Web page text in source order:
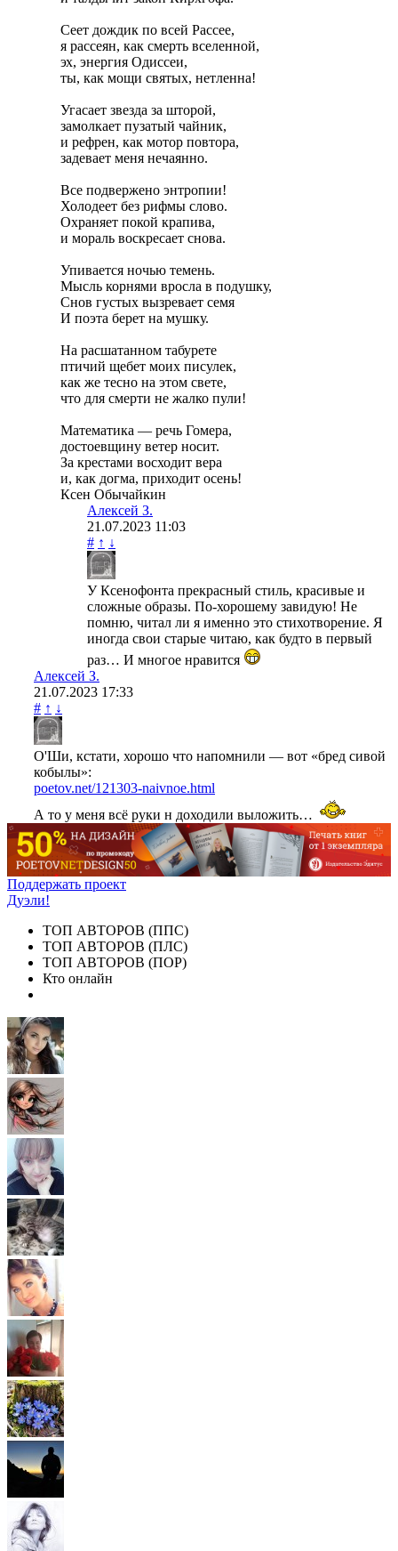
Сеет дождик по всей Рассее,
я рассеян, как смерть вселенной,
эх, энергия Одиссеи,
ты, как мощи святых, нетленна!
Угасает звезда за шторой,
замолкает пузатый чайник,
и рефрен, как мотор повтора,
задевает меня нечаянно.
Все подвержено энтропии!
Холодеет без рифмы слово.
Охраняет покой крапива,
и мораль воскресает снова.
Упивается ночью темень.
Мысль корнями вросла в подушку,
Снов густых вызревает семя
И поэта берет на мушку.
На расшатанном табурете
птичий щебет моих писулек,
как же тесно на этом свете,
что для смерти не жалко пули!
Математика — речь Гомера,
достоевщину ветер носит.
За крестами восходит вера
и, как догма, приходит осень!
Ксен Обычайкин
Алексей З.
21.07.2023 11:03
# ↑ ↓
У Ксенофонта прекрасный стиль, красивые и
сложные образы. По-хорошему завидую! Не
помню, читал ли я именно это стихотворение. Я
иногда свои старые читаю, как будто в первый
раз… И многое нравится
Алексей З.
21.07.2023 17:33
# ↑ ↓
О'Ши, кстати, хорошо что напомнили — вот «бред сивой
кобылы»:
poetov.net/121303-naivnoe.html
А то у меня всё руки н доходили выложить…
Поддержать проект
Дуэли!
ТОП АВТОРОВ (ППС)
ТОП АВТОРОВ (ПЛС)
ТОП АВТОРОВ (ПОР)
Кто онлайн